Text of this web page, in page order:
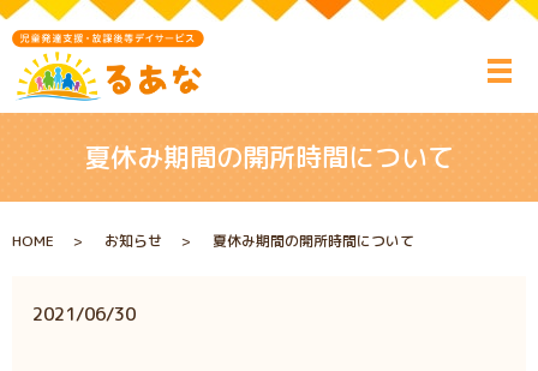
夏休み期間の開所時間について
HOME お知らせ 夏休み期間の開所時間について
2021/06/30